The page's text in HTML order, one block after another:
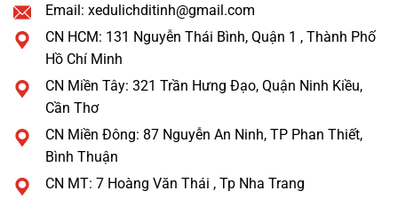
Email: xedulichditinh@gmail.com
CN HCM: 131 Nguyễn Thái Bình, Quận 1 , Thành Phố
Hồ Chí Minh
CN Miền Tây: 321 Trần Hưng Đạo, Quận Ninh Kiều,
Cần Thơ
CN Miền Đông: 87 Nguyễn An Ninh, TP Phan Thiết,
Bình Thuận
CN MT: 7 Hoàng Văn Thái , Tp Nha Trang